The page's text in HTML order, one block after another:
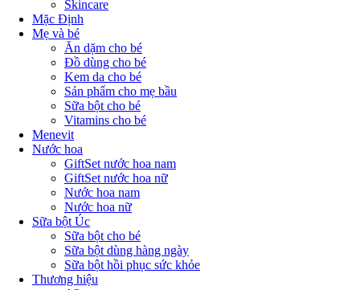
Skincare
Mặc Định
Mẹ và bé
Ăn dặm cho bé
Đồ dùng cho bé
Kem da cho bé
Sản phẩm cho mẹ bầu
Sữa bột cho bé
Vitamins cho bé
Menevit
Nước hoa
GiftSet nước hoa nam
GiftSet nước hoa nữ
Nước hoa nam
Nước hoa nữ
Sữa bột Úc
Sữa bột cho bé
Sữa bột dùng hàng ngày
Sữa bột hồi phục sức khỏe
Thương hiệu